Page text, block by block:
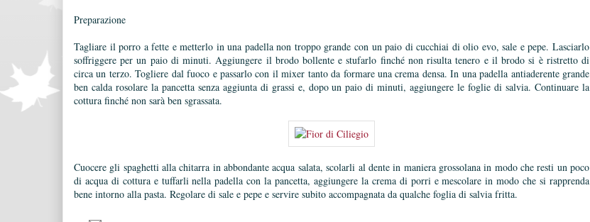
Preparazione
Tagliare il porro a fette e metterlo in una padella non troppo grande con un paio di cucchiai di olio evo, sale e pepe. Lasciarlo
soffriggere per un paio di minuti. Aggiungere il brodo bollente e stufarlo finché non risulta tenero e il brodo si è ristretto di
circa un terzo. Togliere dal fuoco e passarlo con il mixer tanto da formare una crema densa. In una padella antiaderente grande
ben calda rosolare la pancetta senza aggiunta di grassi e, dopo un paio di minuti, aggiungere le foglie di salvia. Continuare la
cottura finché non sarà ben sgrassata.
Cuocere gli spaghetti alla chitarra in abbondante acqua salata, scolarli al dente in maniera grossolana in modo che resti un poco
di acqua di cottura e tuffarli nella padella con la pancetta, aggiungere la crema di porri e mescolare in modo che si rapprenda
bene intorno alla pasta. Regolare di sale e pepe e servire subito accompagnata da qualche foglia di salvia fritta.